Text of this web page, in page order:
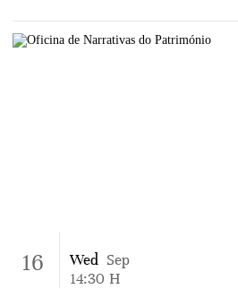
16 Wed Sep
14:30 H